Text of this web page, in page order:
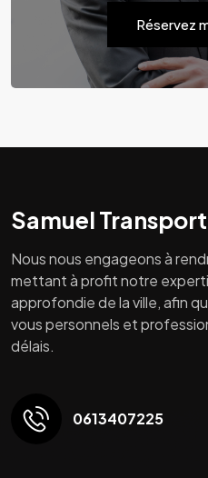
Réservez
Samuel Transport
Nous nous engageons à
mettant à profit notre
approfondie de la ville, afin
vous personnels et
délais.
0613407225